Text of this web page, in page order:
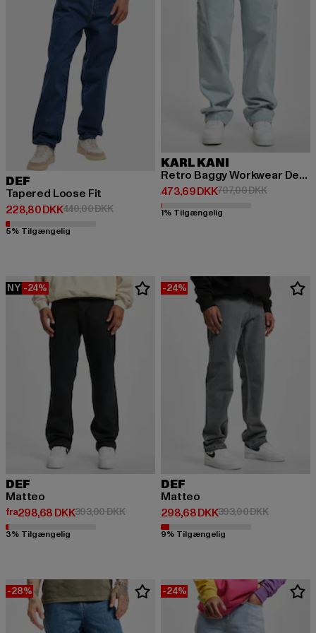
DEF
Tapered Loose Fit
228,80 DKK
Nuværende pris: 228,80 DKK
440,00 DKKKampagnepris: 440,00 DKK
5% Tilgængelig
KARL KANI
Retro Baggy Workwear Denim Loose Fit
473,69 DKK
Nuværende pris: 473,69 DKK
707,00 DKK
1% Tilgængelig
NY -24%
DEF
Matteo
fra298,68 DKK
Nuværende pris: Fra 298,68 DKK
393,00 DKKKampagnepris: 393,00 DKK
3% Tilgængelig
-24%
DEF
Matteo
298,68 DKK
Nuværende pris: 298,68 DKK
393,00 DKK
9% Tilgængelig
-28% -24%